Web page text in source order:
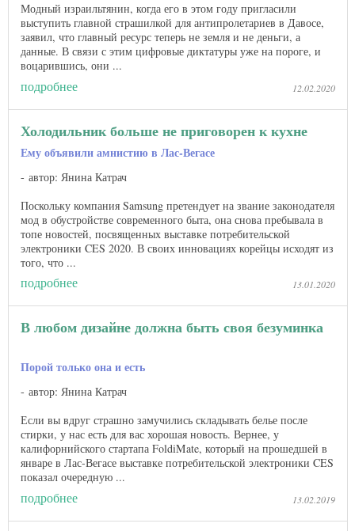
Модный израильтянин, когда его в этом году пригласили
выступить главной страшилкой для антипролетариев в Давосе,
заявил, что главный ресурс теперь не земля и не деньги, а
данные. В связи с этим цифровые диктатуры уже на пороге, и
воцарившись, они ...
подробнее 12.02.2020
Холодильник больше не приговорен к кухне
Ему объявили амнистию в Лас-Вегасе
автор: Янина Катрач
Поскольку компания Samsung претендует на звание законодателя
мод в обустройстве современного быта, она снова пребывала в
топе новостей, посвященных выставке потребительской
электроники CES 2020. В своих инновациях корейцы исходят из
того, что ...
подробнее 13.01.2020
В любом дизайне должна быть своя безуминка
Порой только она и есть
автор: Янина Катрач
Если вы вдруг страшно замучились складывать белье после
стирки, у нас есть для вас хорошая новость. Вернее, у
калифорнийского стартапа FoldiMate, который на прошедшей в
январе в Лас-Вегасе выставке потребительской электроники CES
показал очередную ...
подробнее 13.02.2019